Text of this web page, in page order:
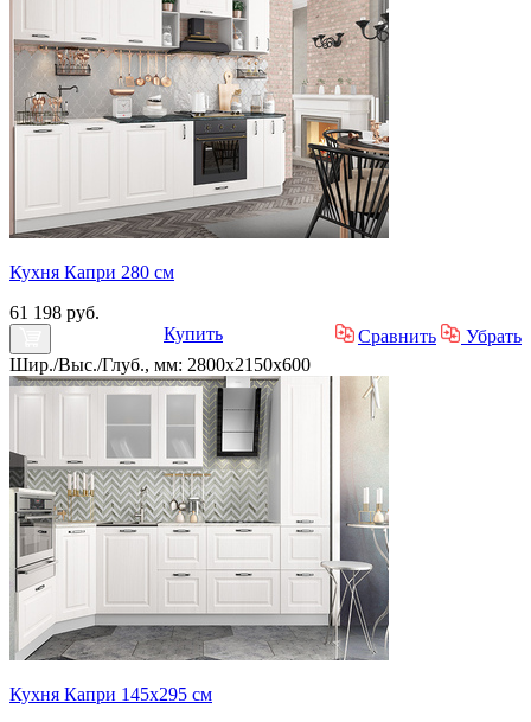
Кухня Капри 280 см
61 198 руб.
Купить
Сравнить
Убрать
Шир./Выс./Глуб., мм: 2800x2150x600
Кухня Капри 145х295 см